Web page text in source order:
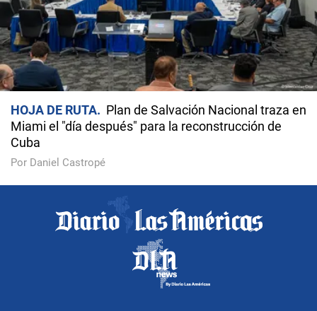
HOJA DE RUTA
Plan de Salvación Nacional traza en
Miami el "día después" para la reconstrucción de
Cuba
Por Daniel Castropé